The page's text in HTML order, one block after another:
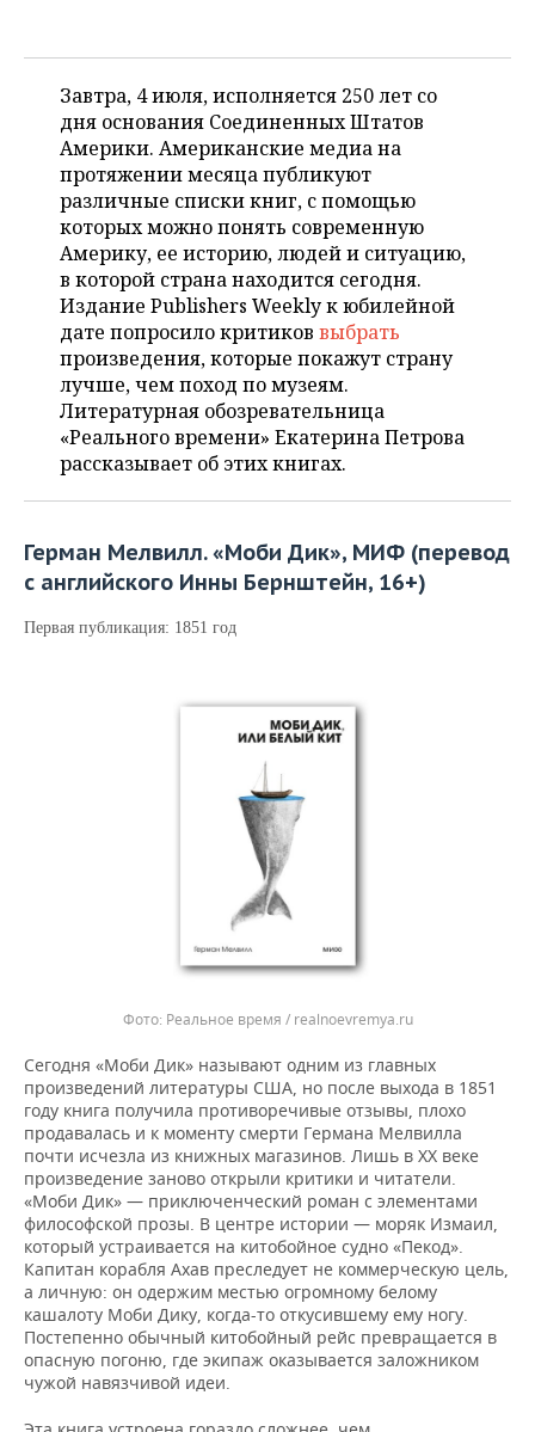
ВОЛЕЙБОЛ
КИБЕРСПОРТ
ФИГУРНОЕ КАТАНИЕ
ВОДНЫЕ ВИДЫ СПОРТА
ХОККЕЙ С МЯЧОМ
ИСТОРИЯ
КУЛЬТУРА
МЕДИЦИНА
ОБРАЗОВАНИЕ
ПРОИСШЕСТВИЯ
СПИСОК ПЕРСОН
СПИСОК КОМПАНИЙ
ПОЛНАЯ ВЕРСИЯ
Завтра, 4 июля, исполняется 250 лет со
дня основания Соединенных Штатов
Америки. Американские медиа на
протяжении месяца публикуют
различные списки книг, с помощью
которых можно понять современную
Америку, ее историю, людей и ситуацию,
в которой страна находится сегодня.
Издание Publishers Weekly к юбилейной
дате попросило критиков выбрать
произведения, которые покажут страну
лучше, чем поход по музеям.
Литературная обозревательница
«Реального времени» Екатерина Петрова
рассказывает об этих книгах.
Герман Мелвилл. «Моби Дик», МИФ (перевод
с английского Инны Бернштейн, 16+)
Первая публикация: 1851 год
Реальное время / realnoevremya.ru
Сегодня «Моби Дик» называют одним из главных
произведений литературы США, но после выхода в 1851
году книга получила противоречивые отзывы, плохо
продавалась и к моменту смерти Германа Мелвилла
почти исчезла из книжных магазинов. Лишь в XX веке
произведение заново открыли критики и читатели.
«Моби Дик» — приключенческий роман с элементами
философской прозы. В центре истории — моряк Измаил,
который устраивается на китобойное судно «Пекод».
Капитан корабля Ахав преследует не коммерческую цель,
а личную: он одержим местью огромному белому
кашалоту Моби Дику, когда-то откусившему ему ногу.
Постепенно обычный китобойный рейс превращается в
опасную погоню, где экипаж оказывается заложником
чужой навязчивой идеи.